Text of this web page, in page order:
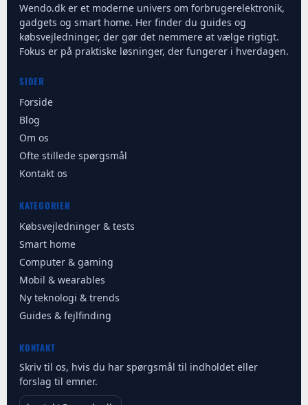
Wendo.dk er et moderne univers om forbrugerelektronik,
gadgets og smart home. Her finder du guides og
købsvejledninger, der gør det nemmere at vælge rigtigt.
Fokus er på praktiske løsninger, der fungerer i hverdagen.
SIDER
Forside
Blog
Om os
Ofte stillede spørgsmål
Kontakt os
KATEGORIER
Købsvejledninger & tests
Smart home
Computer & gaming
Mobil & wearables
Ny teknologi & trends
Guides & fejlfinding
KONTAKT
Skriv til os, hvis du har spørgsmål til indholdet eller
forslag til emner.